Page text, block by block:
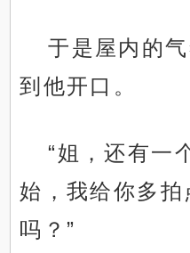
于是屋内的
到他开口。
“姐，还有一
始，我给你多拍
吗？”